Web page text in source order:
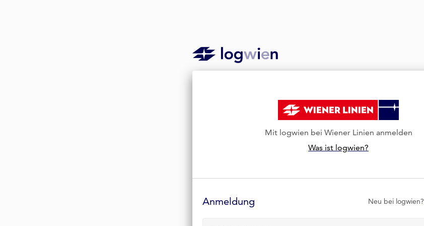
Mit logwien bei Wiener Linien anmelden
Was ist logwien?
Formular
Anmeldung Neu bei logwien?